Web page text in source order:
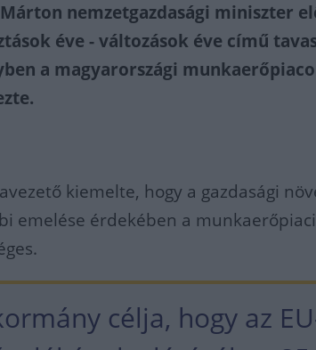
nemzetgazdasági miniszter
éve - változások éve című
a magyarországi
kiemelte, hogy a gazdasági
emelése érdekében a
célja, hogy az